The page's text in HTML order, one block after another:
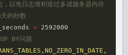
以免日志堆积造过多成服务器内存
的秒数
=
BY问题